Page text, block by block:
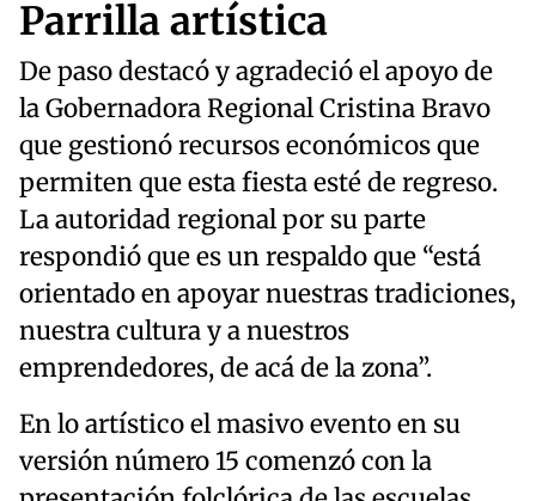
Parrilla artística
De paso destacó y agradeció el apoyo de
la Gobernadora Regional Cristina Bravo
que gestionó recursos económicos que
permiten que esta fiesta esté de regreso.
La autoridad regional por su parte
respondió que es un respaldo que “está
orientado en apoyar nuestras tradiciones,
nuestra cultura y a nuestros
emprendedores, de acá de la zona”.
En lo artístico el masivo evento en su
versión número 15 comenzó con la